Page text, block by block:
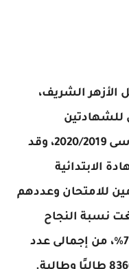
الشريف،
للشهادتين
الابتدائية والإعدادية للعام الدراسى 2020/2019، وقد
الابتدائية
للامتحان وعددهم
بلغت نسبة النجاح
العامة للشهادة الإعدادية 70.84%، من إجمالى عدد